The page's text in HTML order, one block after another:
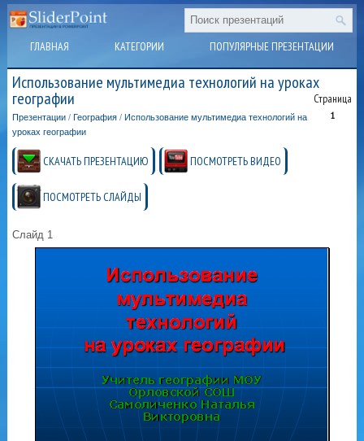
ГЛАВНАЯ КАТЕГОРИИ ПОПУЛЯРНЫЕ ПРЕЗЕНТАЦИИ
Использование мультимедиа технологий на уроках
географии Страница
1
Презентации / География / Использование мультимедиа технологий на
уроках географии
СКАЧАТЬ ПРЕЗЕНТАЦИЮ ПОСМОТРЕТЬ ВИДЕО
ПОСМОТРЕТЬ СЛАЙДЫ
Слайд 1